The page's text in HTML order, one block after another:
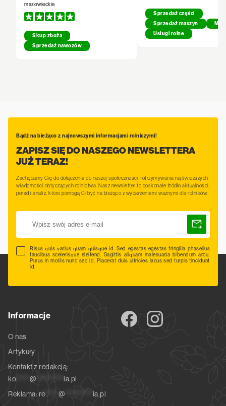
mazowieckie
Skup zboża
Sprzedaż nawozów
Sprzedaż części
Sprzedaż maszyn
Usługi rolne
Bądź na bieżąco z najnowszymi informacjami rolniczymi!
ZAPISZ SIĘ DO NASZEGO NEWSLETTERA
JUŻ TERAZ!
Zachęcamy Cię do dołączenia do naszej społeczności i otrzymywania najświeższych
wiadomości dotyczących rolnictwa. Nasz newsletter to doskonałe źródło aktualności,
porad i analiz, które pomogą Ci być na bieżąco z wydarzeniami ważnymi dla rolników.
Risus quis varius quam quisque id. Sed egestas egestas fringilla phasellus
faucibus scelerisque eleifend. Sagittis aliquam malesuada bibendum arcu.
Purus in mollis nunc sed id. Placerat duis ultricies lacus sed turpis tincidunt
id.
Informacje
O nas
Artykuły
Kontakt z redakcją:
ko***** @ ********** ia.pl
Reklama: re***** @ ********** ia.pl